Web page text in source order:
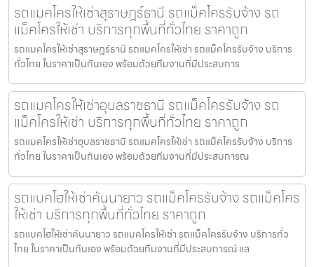
รถแมคโครให้เช่าสุราษฎร์ธานี รถแม็คโครรับจ้าง รถ
แม็คโครให้เช่า บริการทุกพื้นที่ทั่วไทย ราคาถูก
รถแมคโครให้เช่าสุราษฎร์ธานี รถแมคโครให้เช่า รถแม็คโครรับจ้าง บริการ
ทั่วไทย ในราคาเป็นกันเอง พร้อมด้วยทีมงานที่มีประสบการ
รถแมคโครให้เช่าอุบลราชธานี รถแม็คโครรับจ้าง รถ
แม็คโครให้เช่า บริการทุกพื้นที่ทั่วไทย ราคาถูก
รถแมคโครให้เช่าอุบลราชธานี รถแมคโครให้เช่า รถแม็คโครรับจ้าง บริการ
ทั่วไทย ในราคาเป็นกันเอง พร้อมด้วยทีมงานที่มีประสบการณ
รถแบคโฮให้เช่าคันนายาว รถแม็คโครรับจ้าง รถแม็คโคร
ให้เช่า บริการทุกพื้นที่ทั่วไทย ราคาถูก
รถแบคโฮให้เช่าคันนายาว รถแมคโครให้เช่า รถแม็คโครรับจ้าง บริการทั่ว
ไทย ในราคาเป็นกันเอง พร้อมด้วยทีมงานที่มีประสบการณ์ แล